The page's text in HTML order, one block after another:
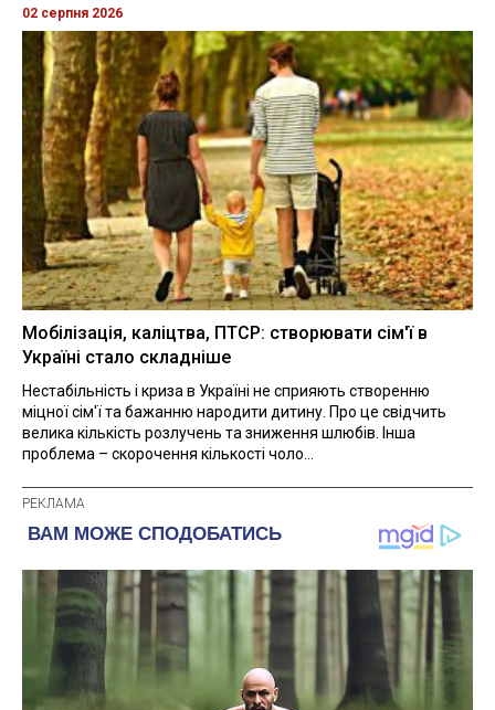
02 серпня 2026
Мобілізація, каліцтва, ПТСР: створювати сім'ї в
Україні стало складніше
Нестабільність і криза в Україні не сприяють створенню
міцної сім'ї та бажанню народити дитину. Про це свідчить
велика кількість розлучень та зниження шлюбів. Інша
проблема – скорочення кількості чоло...